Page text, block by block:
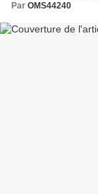
Par OMS44240